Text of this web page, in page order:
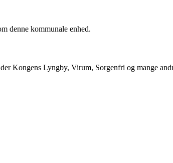
denne kommunale enhed.
Kongens Lyngby, Virum, Sorgenfri og mange